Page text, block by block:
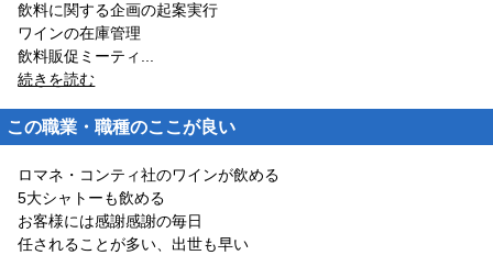
飲料に関する企画の起案実行
ワインの在庫管理
飲料販促ミーティ
続きを読む
この職業・職種のここが良い
ロマネ・コンティ社のワインが飲める
5大シャトーも飲める
お客様には感謝感謝の毎日
任されることが多い、出世も早い